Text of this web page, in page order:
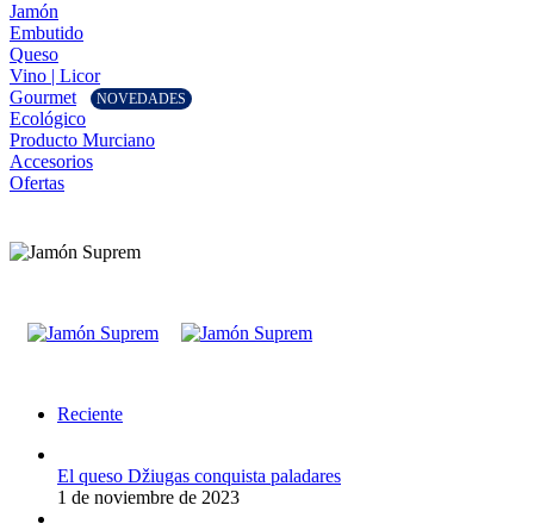
Jamón
Embutido
Queso
Vino | Licor
Gourmet
NOVEDADES
Ecológico
Producto Murciano
Accesorios
Ofertas
Reciente
El queso Džiugas conquista paladares
1 de noviembre de 2023